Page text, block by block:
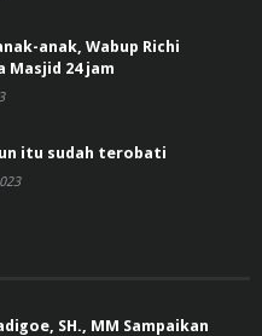
anak, Wabup Richi
Masjid 24 jam
itu sudah terobati
SH., MM Sampaikan